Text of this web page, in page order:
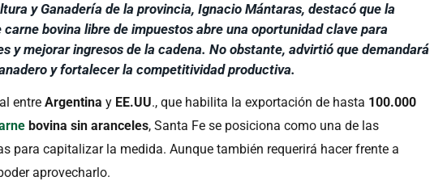
y Ganadería de la provincia, Ignacio Mántaras, destacó que la
bovina libre de impuestos abre una oportunidad clave para
y mejorar ingresos de la cadena. No obstante, advirtió que demandará
y fortalecer la competitividad productiva.
entreArgentina y EE.UU., que habilita la exportación de hasta 100.000
bovina sin aranceles, Santa Fe se posiciona como una de las
para capitalizar la medida. Aunque también requerirá hacer frente a
aprovecharlo.